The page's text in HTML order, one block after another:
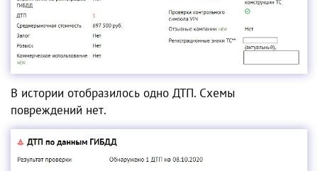
В истории отобразилось одно ДТП. Схемы
повреждений нет.